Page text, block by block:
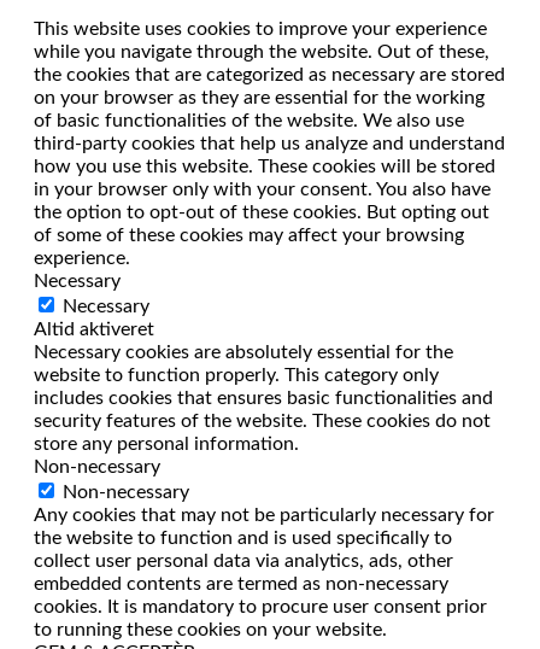
This website uses cookies to improve your experience
while you navigate through the website. Out of these,
the cookies that are categorized as necessary are stored
on your browser as they are essential for the working
of basic functionalities of the website. We also use
third-party cookies that help us analyze and understand
how you use this website. These cookies will be stored
in your browser only with your consent. You also have
the option to opt-out of these cookies. But opting out
of some of these cookies may affect your browsing
experience.
Necessary
Necessary
Altid aktiveret
Necessary cookies are absolutely essential for the
website to function properly. This category only
includes cookies that ensures basic functionalities and
security features of the website. These cookies do not
store any personal information.
Non-necessary
Non-necessary
Any cookies that may not be particularly necessary for
the website to function and is used specifically to
collect user personal data via analytics, ads, other
embedded contents are termed as non-necessary
cookies. It is mandatory to procure user consent prior
to running these cookies on your website.